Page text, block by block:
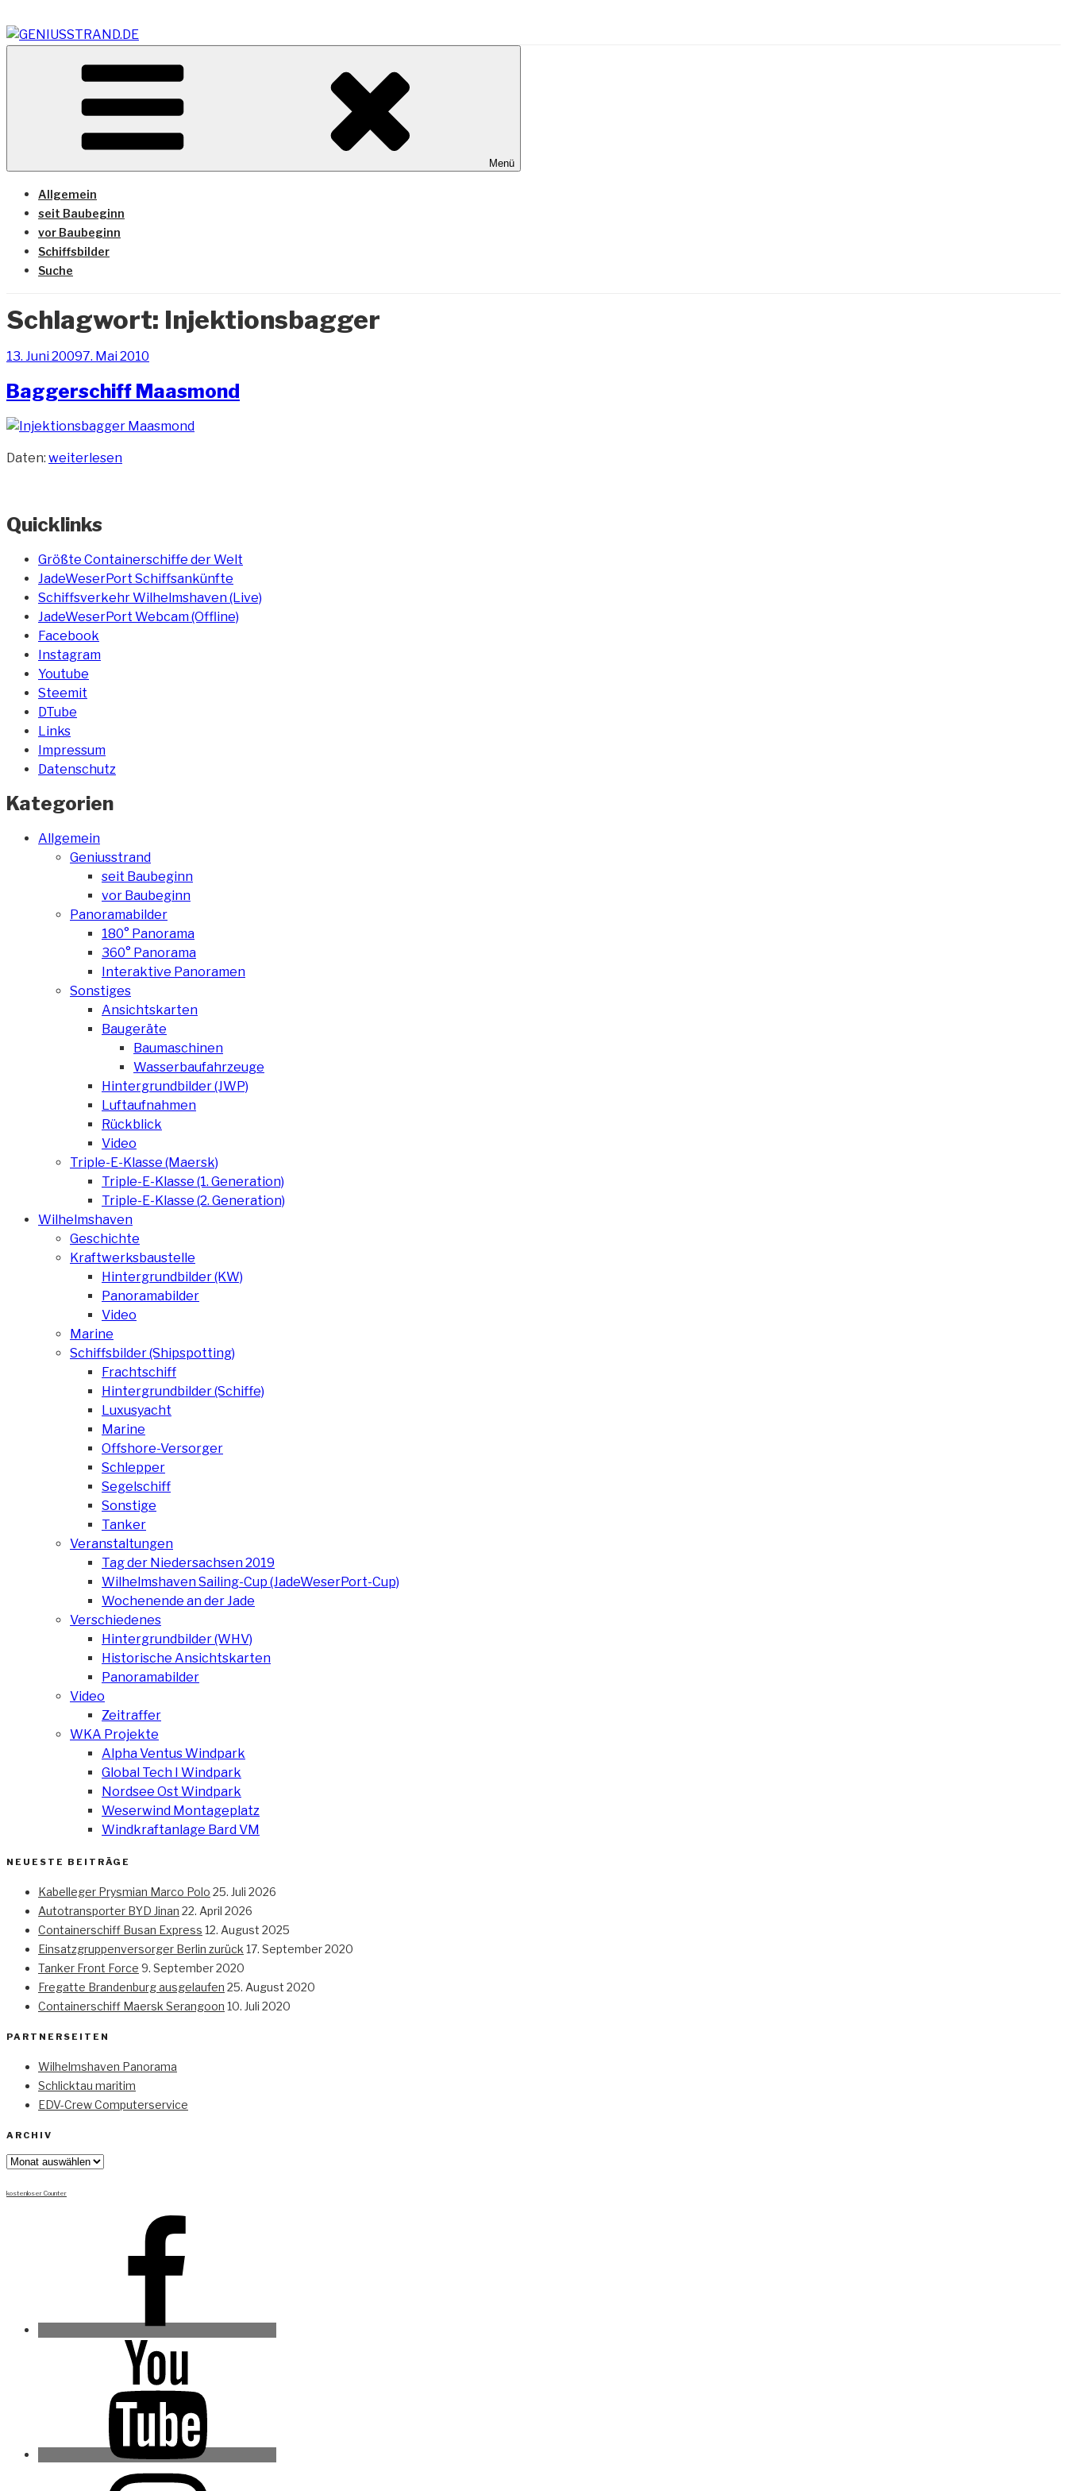
Inhalt
springen
GENIUSSTRAND.DE
Vom Geniusstrand zum JadeWeserPort/Container Terminal Wilhelmshaven
Menü
Allgemein
seit Baubeginn
vor Baubeginn
Schiffsbilder
Suche
Schlagwort: Injektionsbagger
Veröffentlicht
13. Juni 20097. Mai 2010
Baggerschiff Maasmond
Daten: „Baggerschiff
weiterlesen
Quicklinks
Größte Containerschiffe der Welt
JadeWeserPort Schiffsankünfte
Schiffsverkehr Wilhelmshaven (Live)
JadeWeserPort Webcam (Offline)
Facebook
Instagram
Youtube
Steemit
DTube
Links
Impressum
Datenschutz
Kategorien
Allgemein
Geniusstrand
seit Baubeginn
vor Baubeginn
Panoramabilder
180° Panorama
360° Panorama
Interaktive Panoramen
Sonstiges
Ansichtskarten
Baugeräte
Baumaschinen
Wasserbaufahrzeuge
Hintergrundbilder (JWP)
Luftaufnahmen
Rückblick
Video
Triple-E-Klasse (Maersk)
Triple-E-Klasse (1. Generation)
Triple-E-Klasse (2. Generation)
Wilhelmshaven
Geschichte
Kraftwerksbaustelle
Hintergrundbilder (KW)
Panoramabilder
Video
Marine
Schiffsbilder (Shipspotting)
Frachtschiff
Hintergrundbilder (Schiffe)
Luxusyacht
Marine
Offshore-Versorger
Schlepper
Segelschiff
Sonstige
Tanker
Veranstaltungen
Tag der Niedersachsen 2019
Wilhelmshaven Sailing-Cup (JadeWeserPort-Cup)
Wochenende an der Jade
Verschiedenes
Hintergrundbilder (WHV)
Historische Ansichtskarten
Panoramabilder
Video
Zeitraffer
WKA Projekte
Alpha Ventus Windpark
Global Tech I Windpark
Nordsee Ost Windpark
Weserwind Montageplatz
Windkraftanlage Bard VM
NEUESTE BEITRÄGE
Kabelleger Prysmian Marco Polo 25. Juli 2026
Autotransporter BYD Jinan 22. April 2026
Containerschiff Busan Express 12. August 2025
Einsatzgruppenversorger Berlin zurück 17. September 2020
Tanker Front Force 9. September 2020
Fregatte Brandenburg ausgelaufen 25. August 2020
Containerschiff Maersk Serangoon 10. Juli 2020
PARTNERSEITEN
Wilhelmshaven Panorama
Schlicktau maritim
EDV-Crew Computerservice
ARCHIV
Archiv
kostenloser Counter